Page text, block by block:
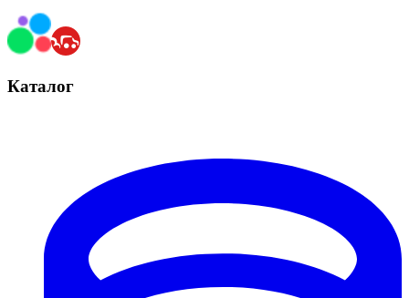
Каталог